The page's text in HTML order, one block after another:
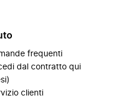
frequenti
dal contratto qui
clienti